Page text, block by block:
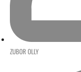
ZUBOR OLLY